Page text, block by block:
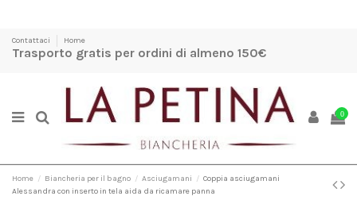
Contattaci Home
Trasporto gratis per ordini di almeno 150€
0
Home Biancheria per il bagno Asciugamani
Coppia asciugamani
Alessandra con inserto in tela aida da ricamare panna